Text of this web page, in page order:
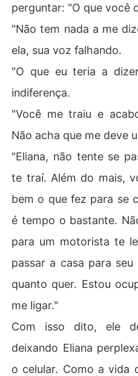
perguntar: "O que você
"Não tem nada a me
ela, sua voz falhando.
"O que eu teria a
indiferença.
"Você me traiu e
Não acha que me deve
"Eliana, não tente se
te traí. Além do mais,
bem o que fez para se
é tempo o bastante.
para um motorista te
passar a casa para
quanto quer. Estou
me ligar."
Com isso dito, ele
deixando Eliana
o celular. Como a vida